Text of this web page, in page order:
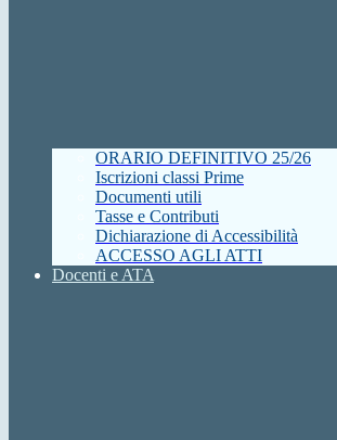
ORARIO DEFINITIVO 25/26
Iscrizioni classi Prime
Documenti utili
Tasse e Contributi
Dichiarazione di Accessibilità
ACCESSO AGLI ATTI
Docenti e ATA